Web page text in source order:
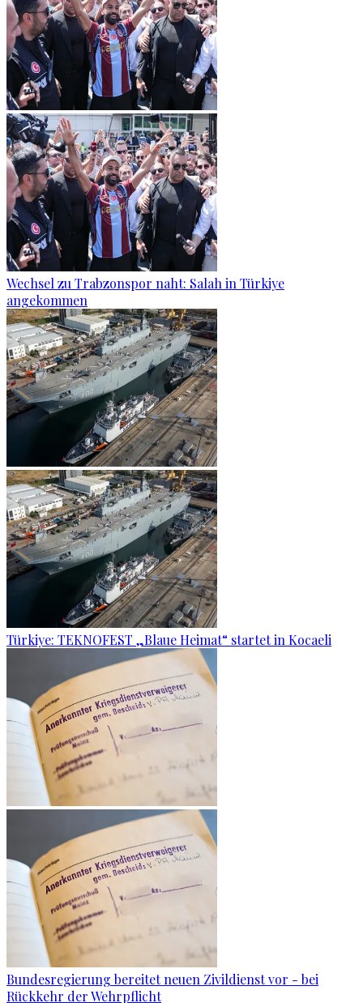
Wechsel zu Trabzonspor naht: Salah in Türkiye
angekommen
Türkiye: TEKNOFEST „Blaue Heimat“ startet in Kocaeli
Bundesregierung bereitet neuen Zivildienst vor - bei
Rückkehr der Wehrpflicht